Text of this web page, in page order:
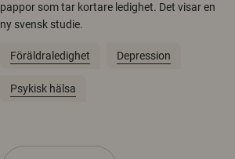
pappor som tar kortare ledighet. Det visar en
ny svensk studie.
Föräldraledighet Depression
Psykisk hälsa